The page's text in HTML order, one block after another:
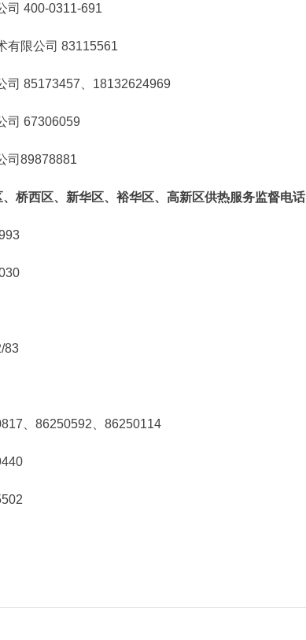
400-0311-691
限公司 83115561
85173457、18132624969
67306059
89878881
西区、新华区、裕华区、高新区供热服务监督电话
83
、86250592、86250114